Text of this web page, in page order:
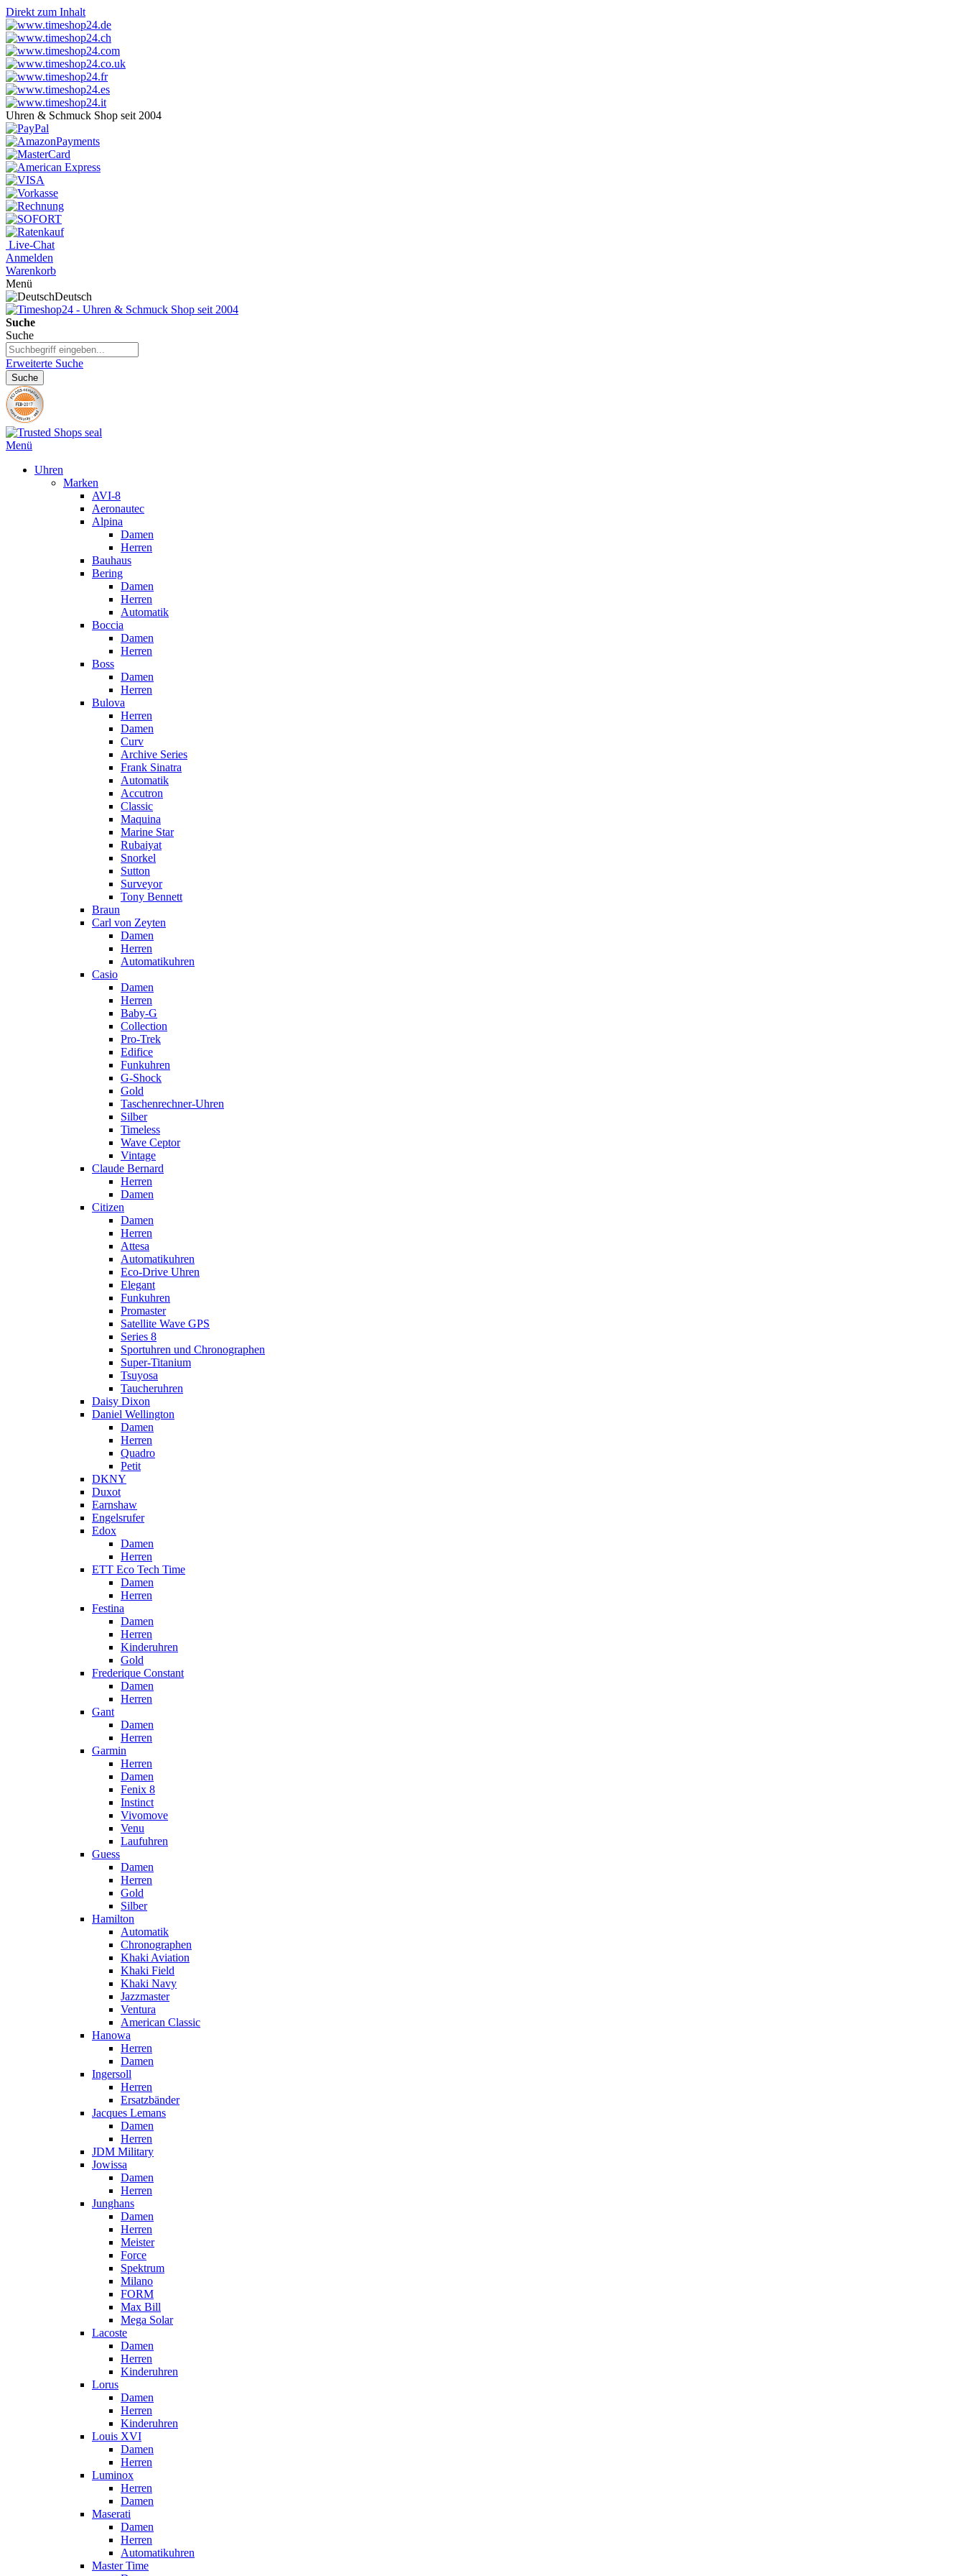
Direkt zum Inhalt
Uhren & Schmuck Shop seit 2004
Live-Chat
Anmelden
Warenkorb
Menü
Deutsch
Suche
Suche
Erweiterte Suche
Suche
Menü
Uhren
Marken
AVI-8
Aeronautec
Alpina
Damen
Herren
Bauhaus
Bering
Damen
Herren
Automatik
Boccia
Damen
Herren
Boss
Damen
Herren
Bulova
Herren
Damen
Curv
Archive Series
Frank Sinatra
Automatik
Accutron
Classic
Maquina
Marine Star
Rubaiyat
Snorkel
Sutton
Surveyor
Tony Bennett
Braun
Carl von Zeyten
Damen
Herren
Automatikuhren
Casio
Damen
Herren
Baby-G
Collection
Pro-Trek
Edifice
Funkuhren
G-Shock
Gold
Taschenrechner-Uhren
Silber
Timeless
Wave Ceptor
Vintage
Claude Bernard
Herren
Damen
Citizen
Damen
Herren
Attesa
Automatikuhren
Eco-Drive Uhren
Elegant
Funkuhren
Promaster
Satellite Wave GPS
Series 8
Sportuhren und Chronographen
Super-Titanium
Tsuyosa
Taucheruhren
Daisy Dixon
Daniel Wellington
Damen
Herren
Quadro
Petit
DKNY
Duxot
Earnshaw
Engelsrufer
Edox
Damen
Herren
ETT Eco Tech Time
Damen
Herren
Festina
Damen
Herren
Kinderuhren
Gold
Frederique Constant
Damen
Herren
Gant
Damen
Herren
Garmin
Herren
Damen
Fenix 8
Instinct
Vivomove
Venu
Laufuhren
Guess
Damen
Herren
Gold
Silber
Hamilton
Automatik
Chronographen
Khaki Aviation
Khaki Field
Khaki Navy
Jazzmaster
Ventura
American Classic
Hanowa
Herren
Damen
Ingersoll
Herren
Ersatzbänder
Jacques Lemans
Damen
Herren
JDM Military
Jowissa
Damen
Herren
Junghans
Damen
Herren
Meister
Force
Spektrum
Milano
FORM
Max Bill
Mega Solar
Lacoste
Damen
Herren
Kinderuhren
Lorus
Damen
Herren
Kinderuhren
Louis XVI
Damen
Herren
Luminox
Herren
Damen
Maserati
Damen
Herren
Automatikuhren
Master Time